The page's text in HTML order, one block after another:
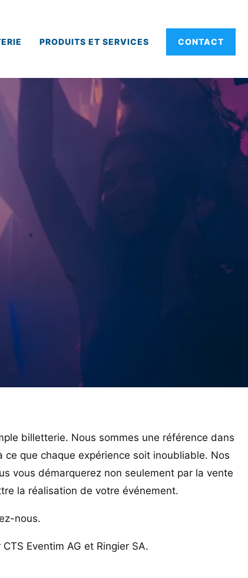
PRODUITS ET SERVICES CONTACT
billetterie. Nous sommes une référence dans
que chaque expérience soit inoubliable. Nos
vous démarquerez non seulement par la vente
la réalisation de votre événement.
nous.
Eventim AG et Ringier SA.